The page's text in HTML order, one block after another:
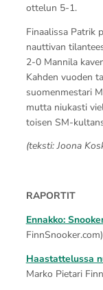
ottelun 5-1.
Finaalissa Patrik
nauttivan
2-0 Mannila
Kahden vuoden
suomenmestari
mutta niukasti
toisen SM-
(teksti: Joona
RAPORTIT
Ennakko:
FinnSnooker.com)
Haastattelussa
Marko Pietari